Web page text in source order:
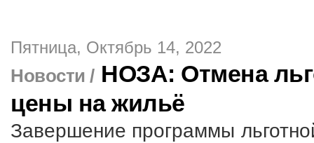
Пятница, Октябрь 14, 2022
Новости / НОЗА: Отмена
цены на жильё
Завершение программы